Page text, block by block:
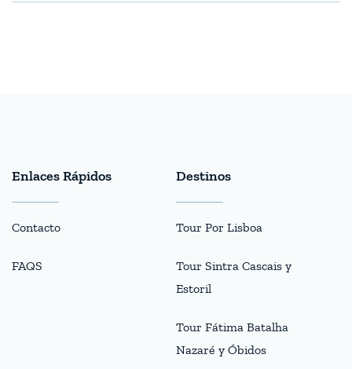
Enlaces Rápidos
Contacto
FAQS
Destinos
Tour Por Lisboa
Tour Sintra Cascais y
Estoril
Tour Fátima Batalha
Nazaré y Óbidos